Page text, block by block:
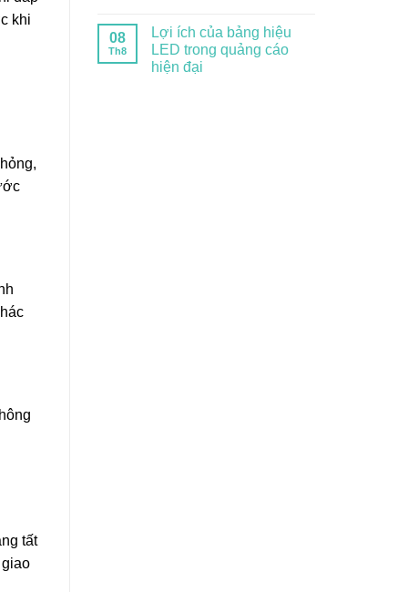
khi
tất
08
Th8
Lợi ích của bảng hiệu
LED trong quảng cáo
hiện đại